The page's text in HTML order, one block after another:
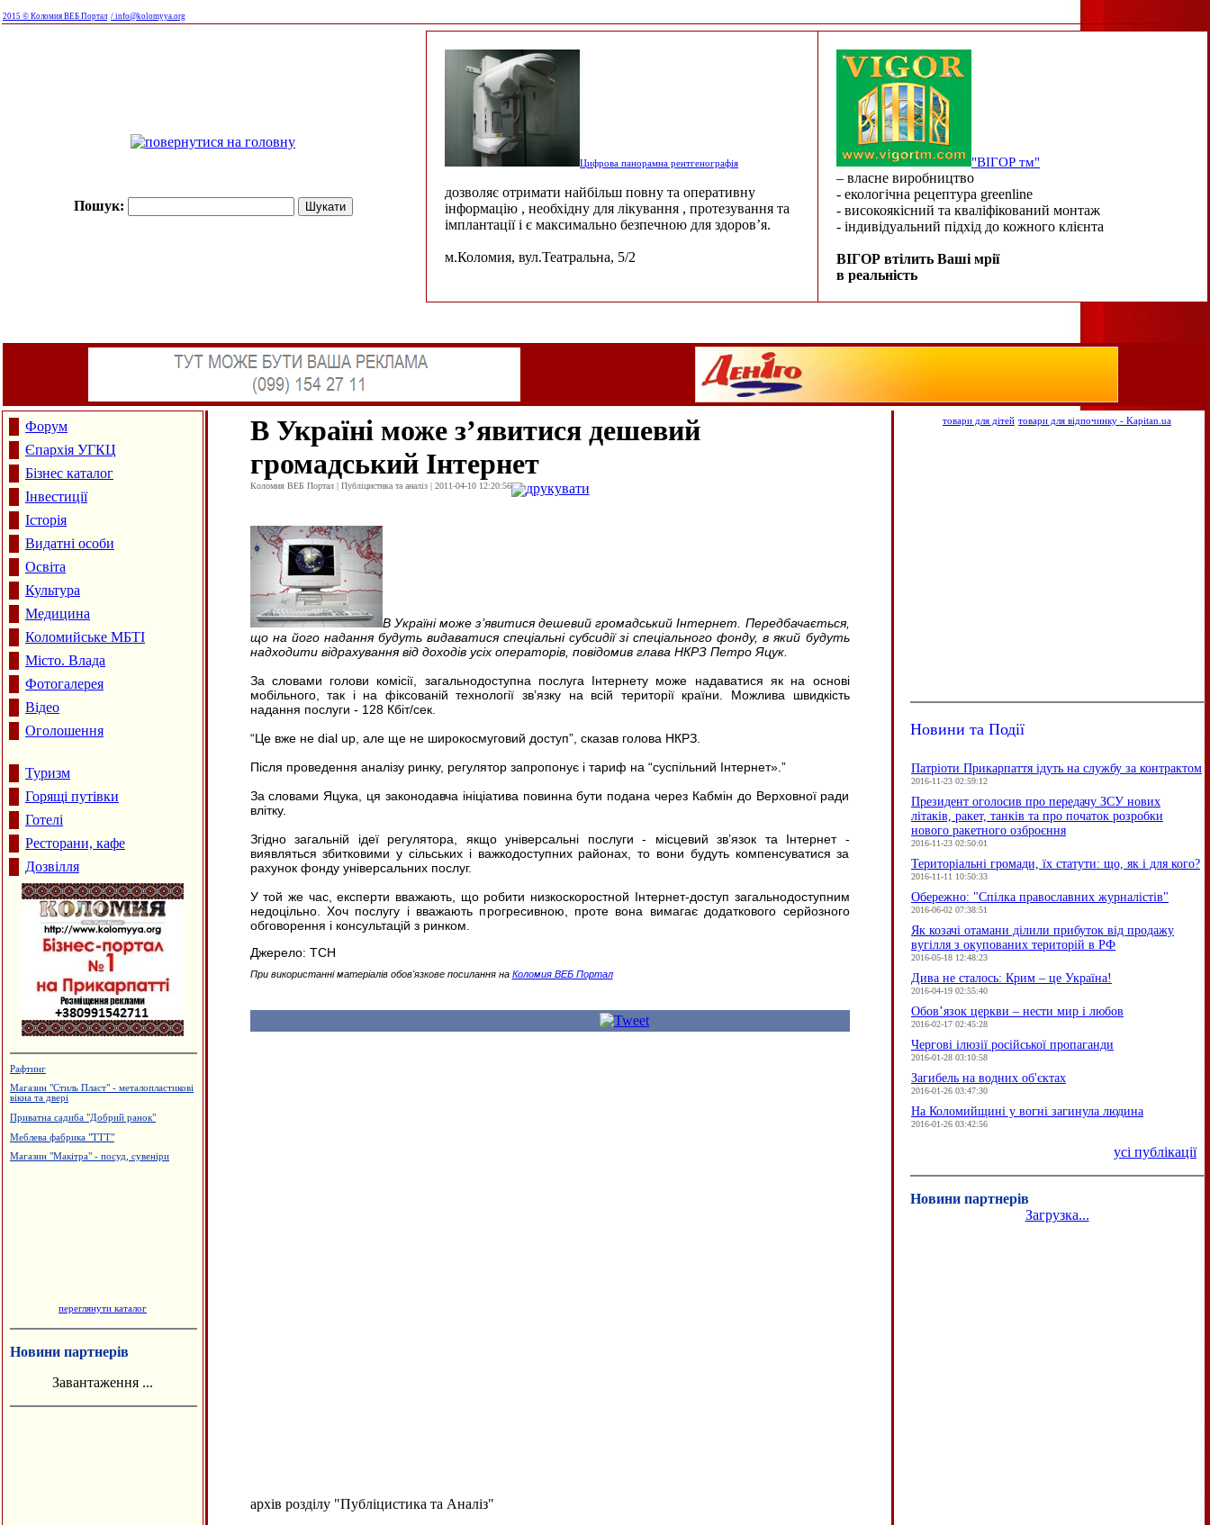
2015 © Коломия ВЕБ Портал / info@kolomyya.org
Пошук:
Цифрова панорамна рентгенографія
дозволяє отримати найбільш повну та оперативну
інформацію , необхідну для лікування , протезування та
імплантації і є максимально безпечною для здоров’я.
м.Коломия, вул.Театральна, 5/2
"ВІГОР тм"
– власне виробництво
- екологічна рецептура greenline
- високоякісний та кваліфікований монтаж
- індивідуальний підхід до кожного клієнта
ВІГОР втілить Ваші мрії
в реальність
Форум
Єпархія УГКЦ
Бізнес каталог
Інвестиції
Історія
Видатні особи
Освіта
Культура
Медицина
Коломийське МБТІ
Місто. Влада
Фотогалерея
Відео
Оголошення
Туризм
Горящі путівки
Готелі
Ресторани, кафе
Дозвілля
Рафтинг
Магазин "Стиль Пласт" - металопластикові
вікна та двері
Приватна садиба "Добрий ранок"
Меблева фабрика "ТТТ"
Магазин "Макітра" - посуд, сувеніри
переглянути каталог
Новини партнерів
Завантаження ...
В Україні може з’явитися дешевий
громадський Інтернет
Коломия ВЕБ Портал | Публіцистика та аналіз | 2011-04-10 12:20:56 друкувати
В Україні може з’явитися дешевий громадський Інтернет. Передбачається,
що на його надання будуть видаватися спеціальні субсидії зі спеціального фонду, в який будуть
надходити відрахування від доходів усіх операторів, повідомив глава НКРЗ Петро Яцук.
За словами голови комісії, загальнодоступна послуга Інтернету може надаватися як на основі
мобільного, так і на фіксованій технології зв’язку на всій території країни. Можлива швидкість
надання послуги - 128 Кбіт/сек.
“Це вже не dial up, але ще не широкосмуговий доступ”, сказав голова НКРЗ.
Після проведення аналізу ринку, регулятор запропонує і тариф на “суспільний Інтернет».”
За словами Яцука, ця законодавча ініціатива повинна бути подана через Кабмін до Верховної ради
влітку.
Згідно загальній ідеї регулятора, якщо універсальні послуги - місцевий зв’язок та Інтернет -
виявляться збитковими у сільських і важкодоступних районах, то вони будуть компенсуватися за
рахунок фонду універсальних послуг.
У той же час, експерти вважають, що робити низкоскоростной Інтернет-доступ загальнодоступним
недоцільно. Хоч послугу і вважають прогресивною, проте вона вимагає додаткового серйозного
обговорення і консультацій з ринком.
Джерело: ТСН
При використанні матеріалів обов'язкове посилання на Коломия ВЕБ Портал
архів розділу "Публіцистика та Аналіз"
товари для дітей товари для відпочинку - Kapitan.ua
Новини та Події
Патріоти Прикарпаття ідуть на службу за контрактом
2016-11-23 02:59:12
Президент оголосив про передачу ЗСУ нових
літаків, ракет, танків та про початок розробки
нового ракетного озброєння
2016-11-23 02:50:01
Територіальні громади, їх статути: що, як і для кого?
2016-11-11 10:50:33
Обережно: "Спілка православних журналістів"
2016-06-02 07:38:51
Як козачі отамани ділили прибуток від продажу
вугілля з окупованих територій в РФ
2016-05-18 12:48:23
Дива не сталось: Крим – це Україна!
2016-04-19 02:55:40
Обов’язок церкви – нести мир і любов
2016-02-17 02:45:28
Чергові ілюзії російської пропаганди
2016-01-28 03:10:58
Загибель на водних об'єктах
2016-01-26 03:47:30
На Коломийщині у вогні загинула людина
2016-01-26 03:42:56
усі публікації
Новини партнерів
Загрузка...